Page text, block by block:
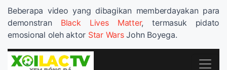
Beberapa video yang dibagikan memberdayakan para
demonstran Black Lives Matter, termasuk pidato
emosional oleh aktor Star WarsJohn Boyega.